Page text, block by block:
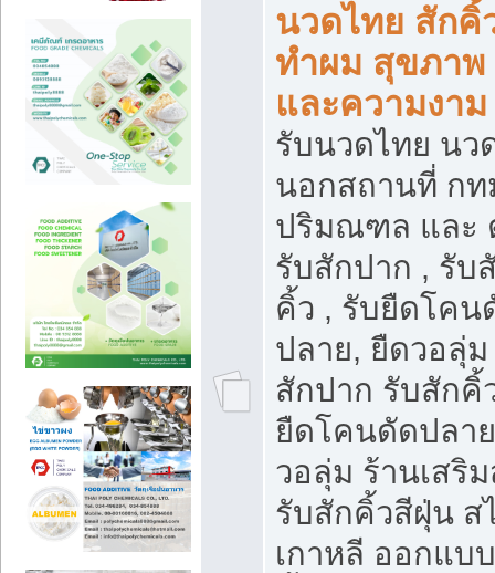
นวดไทย สักคิ้
ทำผม สุขภาพ
และความงาม
รับนวดไทย นว
นอกสถานที่ กท
ปริมณฑล และ
รับสักปาก , รับ
คิ้ว , รับยืดโคน
ปลาย, ยืดวอลุ่ม
สักปาก รับสักคิ้
ยืดโคนดัดปลา
วอลุ่ม ร้านเสริ
รับสักคิ้วสีฝุ่น ส
เกาหลี ออกแบ